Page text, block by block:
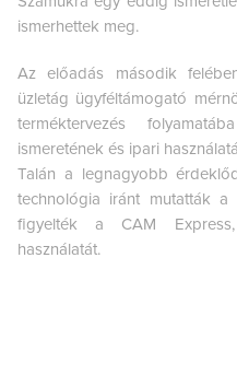
ismerhettek meg.
Az előadás második
üzletág ügyféltámogató
terméktervezés
ismeretének és ipari
Talán a legnagyobb
technológia iránt mutatták
figyelték a CAM
használatát.